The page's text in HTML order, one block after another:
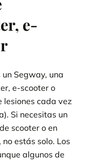
e-
Segway, una
e-scooter o
lesiones cada vez
Si necesitas un
scooter o en
estás solo. Los
algunos de